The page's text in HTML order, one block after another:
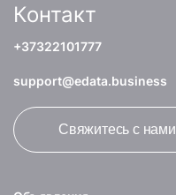
Контакт
+37322101777
support@edata.business
Свяжитесь с нами